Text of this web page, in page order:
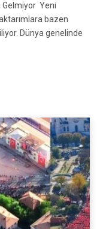
Gelmiyor Yeni
bazen
Dünya genelinde